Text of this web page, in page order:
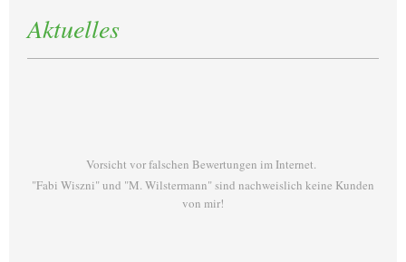
Aktuelles
Vorsicht vor falschen Bewertungen im Internet.
"Fabi Wiszni" und "M. Wilstermann" sind nachweislich keine Kunden
von mir!